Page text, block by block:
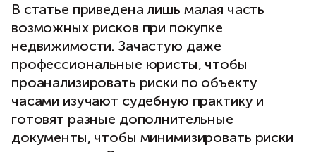
В статье приведена лишь малая часть
возможных рисков при покупке
недвижимости. Зачастую даже
профессиональные юристы, чтобы
проанализировать риски по объекту
часами изучают судебную практику и
готовят разные дополнительные
документы, чтобы минимизировать риски